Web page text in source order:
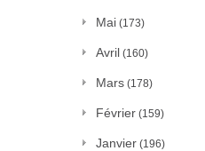
Mai (173)
Avril (160)
Mars (178)
Février (159)
Janvier (196)